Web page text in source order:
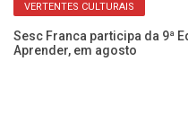
VERTENTES CULTURAIS
Sesc Franca participa da 9ª
Aprender, em agosto